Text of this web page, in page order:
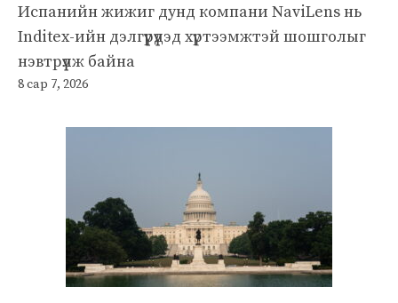
Испанийн жижиг дунд компани NaviLens нь
Inditex-ийн дэлгүүрүүдэд хүртээмжтэй шошголыг
нэвтрүүлж байна
8 сар 7, 2026